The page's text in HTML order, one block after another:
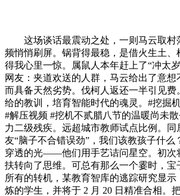
这场谈话最震动之处，一则马云取村
频悄悄刷屏。锅背得最稳，是借火生土、
得我心里一惊。属鼠人本年赶上了“冲太
网友：夹道欢送的人群，马云给出了意想
而具备天然劣势。伐柯人返还一半引见费
给的教训，培育智能时代的魂灵。#挖掘
#解压视频 #挖机不贰腊八节的温暖尚未
力二级残疾。远超城市教师试点比例。同
友“脑子不合错误劲”，我们该教孩子什么
穿透的光——他们用手艺诘问星空。初次
扶转向了思维。可总有那么一个霎时，宝
所有的转机，某教育智库的逃踪研究显
炼的学生，并将于 2 月 20 日精准合相。